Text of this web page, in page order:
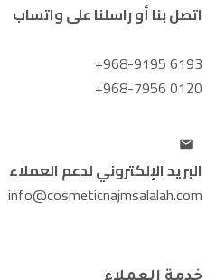
اتصل بنا أو راسلنا على واتساب
+968-9195 6193
+968-7956 0120
البريد الإلكتروني لدعم العملاء
info@cosmeticnajmsalalah.com